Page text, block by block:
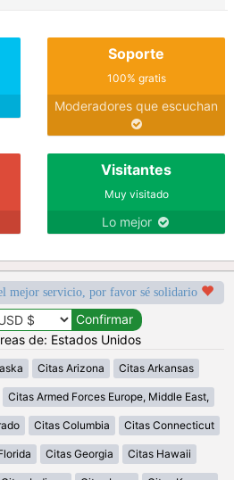
Soporte
100% gratis
Moderadores que escuchan
Visitantes
Muy visitado
Lo mejor
mejor servicio, por favor sé solidario
de: Estados Unidos
Citas Arizona Citas Arkansas
Citas Armed Forces Europe, Middle East,
Citas Columbia Citas Connecticut
Citas Georgia Citas Hawaii